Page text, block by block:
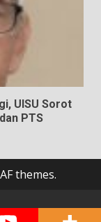
UISU Sorot
PTS
themes.